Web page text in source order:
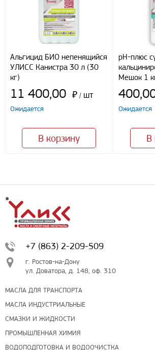
Альгицид БИО непенящийся
УЛИСС Канистра 30 л (30
кг)
11 400,00 ₽ / шт
Ожидается
В корзину
рН-плюс
Мешок 1
Ожидается
В
+7 (863) 2-209-509
г. Ростов-на-Дону
ул. Доватора, д. 148, оф. 310
МАСЛА ДЛЯ ТРАНСПОРТА
МАСЛА ИНДУСТРИАЛЬНЫЕ
СМАЗКИ И ЖИДКОСТИ
ПРОМЫШЛЕННАЯ ХИМИЯ
ВОДОПОДГОТОВКА И ВОДООЧИСТКА